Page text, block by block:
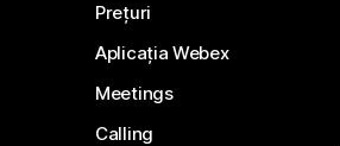
Prețuri
Aplicația Webex
Meetings
Calling